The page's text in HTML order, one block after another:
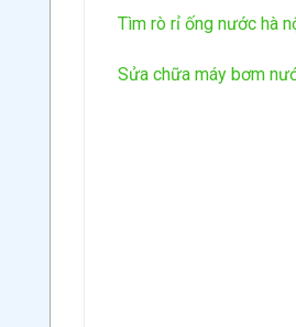
Tìm rò rỉ ống nước hà
Sửa chữa máy bơm